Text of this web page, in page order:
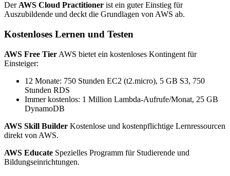
Der AWS Cloud Practitioner ist ein guter Einstieg für
Auszubildende und deckt die Grundlagen von AWS ab.
Kostenloses Lernen und Testen
AWS Free Tier AWS bietet ein kostenloses Kontingent für
Einsteiger:
12 Monate: 750 Stunden EC2 (t2.micro), 5 GB S3, 750
Stunden RDS
Immer kostenlos: 1 Million Lambda-Aufrufe/Monat, 25 GB
DynamoDB
AWS Skill Builder Kostenlose und kostenpflichtige Lernressourcen
direkt von AWS.
AWS Educate Spezielles Programm für Studierende und
Bildungseinrichtungen.